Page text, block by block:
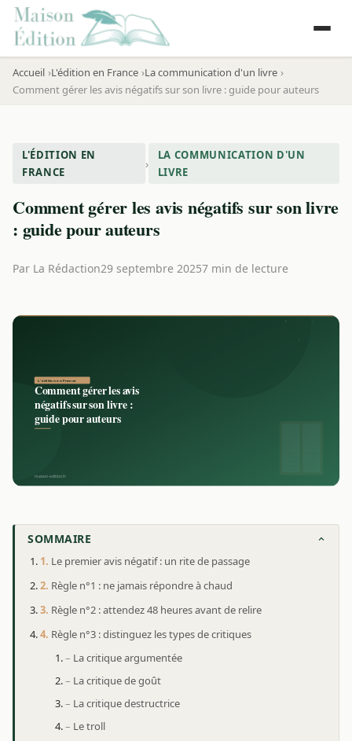
Accueil L'édition en France La communication d'un livre
Comment gérer les avis négatifs sur son livre : guide pour auteurs
L'ÉDITION EN
FRANCE
›
LA COMMUNICATION D'UN
LIVRE
Comment gérer les avis négatifs sur son livre
: guide pour auteurs
Par La Rédaction29 septembre 20257 min de lecture
SOMMAIRE
Le premier avis négatif : un rite de passage
Règle n°1 : ne jamais répondre à chaud
Règle n°2 : attendez 48 heures avant de relire
Règle n°3 : distinguez les types de critiques
La critique argumentée
La critique de goût
La critique destructrice
Le troll